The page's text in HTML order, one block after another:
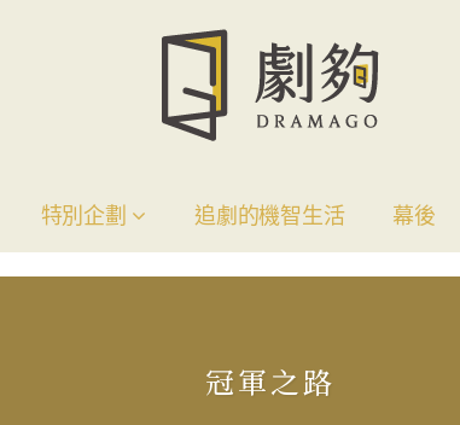
特別企劃 追劇的機智生活 幕後
冠軍之路